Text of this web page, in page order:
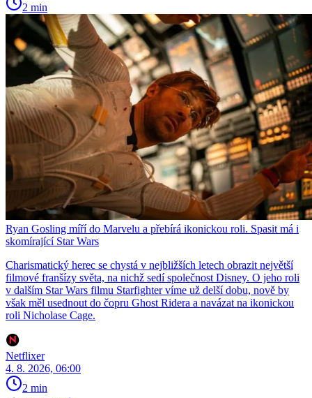
2 min
Ryan Gosling míří do Marvelu a přebírá ikonickou roli. Spasit má i
skomírající Star Wars
Charismatický herec se chystá v nejbližších letech obrazit největší
filmové franšízy světa, na nichž sedí společnost Disney. O jeho roli
v dalším Star Wars filmu Starfighter víme už delší dobu, nově by
však měl usednout do čopru Ghost Ridera a navázat na ikonickou
roli Nicholase Cage.
Netflixer
4. 8. 2026, 06:00
2 min